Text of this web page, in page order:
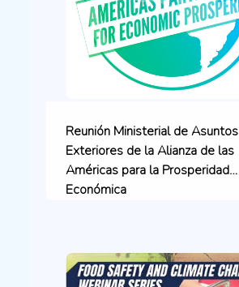
Reunión Ministerial de Asuntos
Exteriores de la Alianza de las
Américas para la Prosperidad
Económica